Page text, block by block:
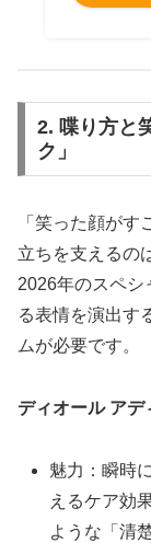
2. 喋り方と
ク」
「笑った顔が
立ちを支えるの
2026年のスペシ
る表情を演出す
ムが必要です。
ディオール アデ
魅力：瞬時
えるケア効
ような「清